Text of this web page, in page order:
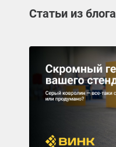
Статьи из блога